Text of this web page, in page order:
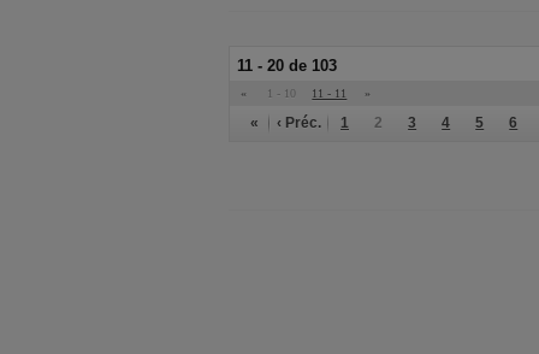
11 - 20 de 103
« 1 - 10 11 - 11 »
« ‹ Préc. 1 2 3 4 5 6